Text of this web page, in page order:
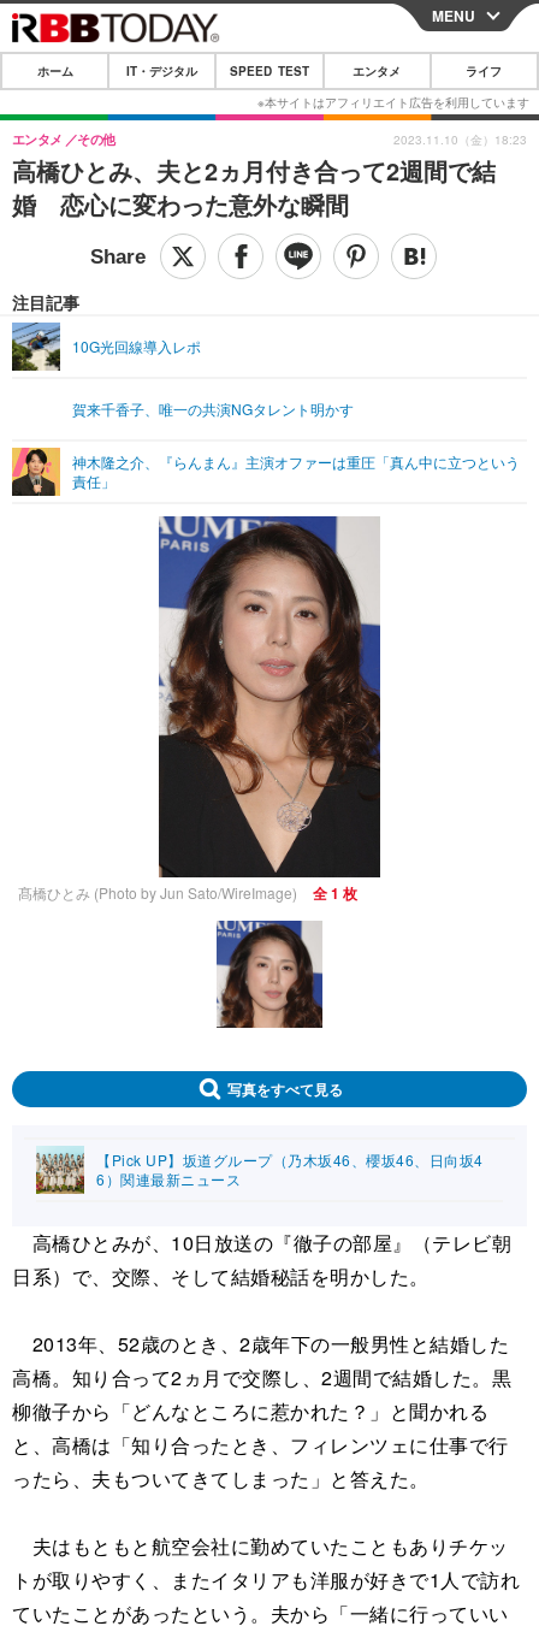
CLOSE
ホーム
IT・デジタル
IT・デジタルTOP スマートフォン
ショッピング その他
SPEED TEST
エンタメTOP 映画・ドラマ
グラビア
ショッピング その他
ライフTOP
リリース一覧
MENU
ホーム IT・デジタル SPEED TEST エンタメ ライフ
高橋ひとみ、夫と2ヵ月付き合って2週間で結
婚 恋心に変わった意外な瞬間
エンタメ その他
注目記事
10G光回線導入レポ
賀来千香子、唯一の共演NGタレント明かす
神木隆之介、『らんまん』主演オファーは重圧「真ん中に立つという
責任」
2023.11.10（金）18:23
髙橋ひとみ (Photo by Jun Sato/WireImage) 全 1 枚
写真をすべて見る
【Pick UP】坂道グループ（乃木坂46、櫻坂46、日向坂4
6）関連最新ニュース
高橋ひとみが、10日放送の『徹子の部屋』（テレビ朝
日系）で、交際、そして結婚秘話を明かした。
2013年、52歳のとき、2歳年下の一般男性と結婚した
高橋。知り合って2ヵ月で交際し、2週間で結婚した。黒
柳徹子から「どんなところに惹かれた？」と聞かれる
と、高橋は「知り合ったとき、フィレンツェに仕事で行
ったら、夫もついてきてしまった」と答えた。
夫はもともと航空会社に勤めていたこともありチケッ
トが取りやすく、またイタリアも洋服が好きで1人で訪れ
ていたことがあったという。夫から「一緒に行っていい